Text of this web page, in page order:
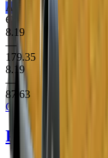
Армійське ПП
Є StatTrak
8.19
—
179.35
8.19
—
87.63
Clutch Case
PP-Bizon